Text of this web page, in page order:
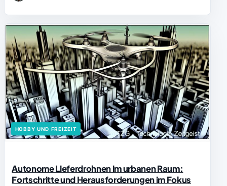
HOBBY UND FREIZEIT
Autonome Lieferdrohnen im urbanen Raum:
Fortschritte und Herausforderungen im Fokus